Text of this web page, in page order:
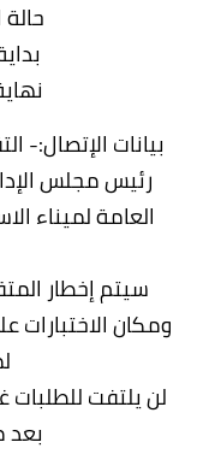
بداية
نهاية
بيانات الإتصال:-
رئيس مجلس
سيتم إخطار
ومكان الاختبارات
لن يلتفت للطلبات
بعد